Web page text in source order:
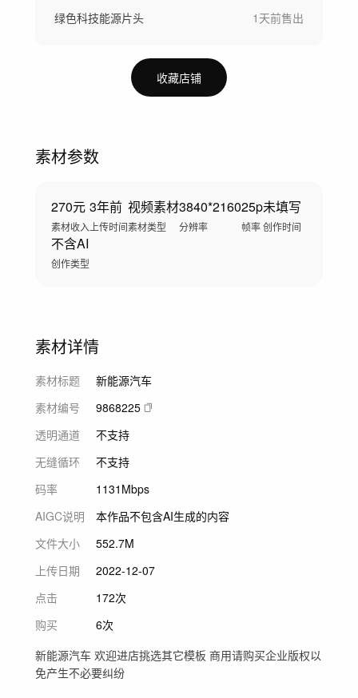
绿色科技能源片头 1天前售出
收藏店铺
素材参数
270元
素材收入
3年前
上传时间
视频素材
素材类型
3840*2160
分辨率
25p
帧率
未填写
创作时间
不含AI
创作类型
素材详情
素材标题
新能源汽车
素材编号
9868225
透明通道
不支持
无缝循环
不支持
码率
1131Mbps
AIGC说明
本作品不包含AI生成的内容
文件大小
552.7M
上传日期
2022-12-07
点击
172次
购买
6次
新能源汽车 欢迎进店挑选其它模板 商用请购买企业版权以
免产生不必要纠纷